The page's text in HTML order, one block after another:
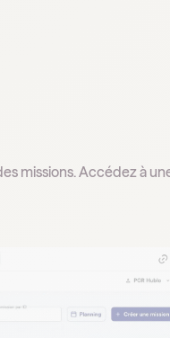
missions. Accédez à